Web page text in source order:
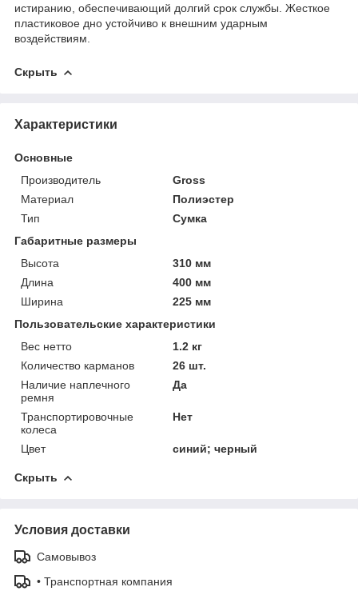
истиранию, обеспечивающий долгий срок службы. Жесткое
пластиковое дно устойчиво к внешним ударным
воздействиям.
Скрыть
Характеристики
Основные
Производитель
Gross
Материал
Полиэстер
Тип
Сумка
Габаритные размеры
Высота
310 мм
Длина
400 мм
Ширина
225 мм
Пользовательские характеристики
Вес нетто
1.2 кг
Количество карманов
26 шт.
Наличие наплечного
ремня
Да
Транспортировочные
колеса
Нет
Цвет синий; черный
Скрыть
Условия доставки
Самовывоз
• Транспортная компания